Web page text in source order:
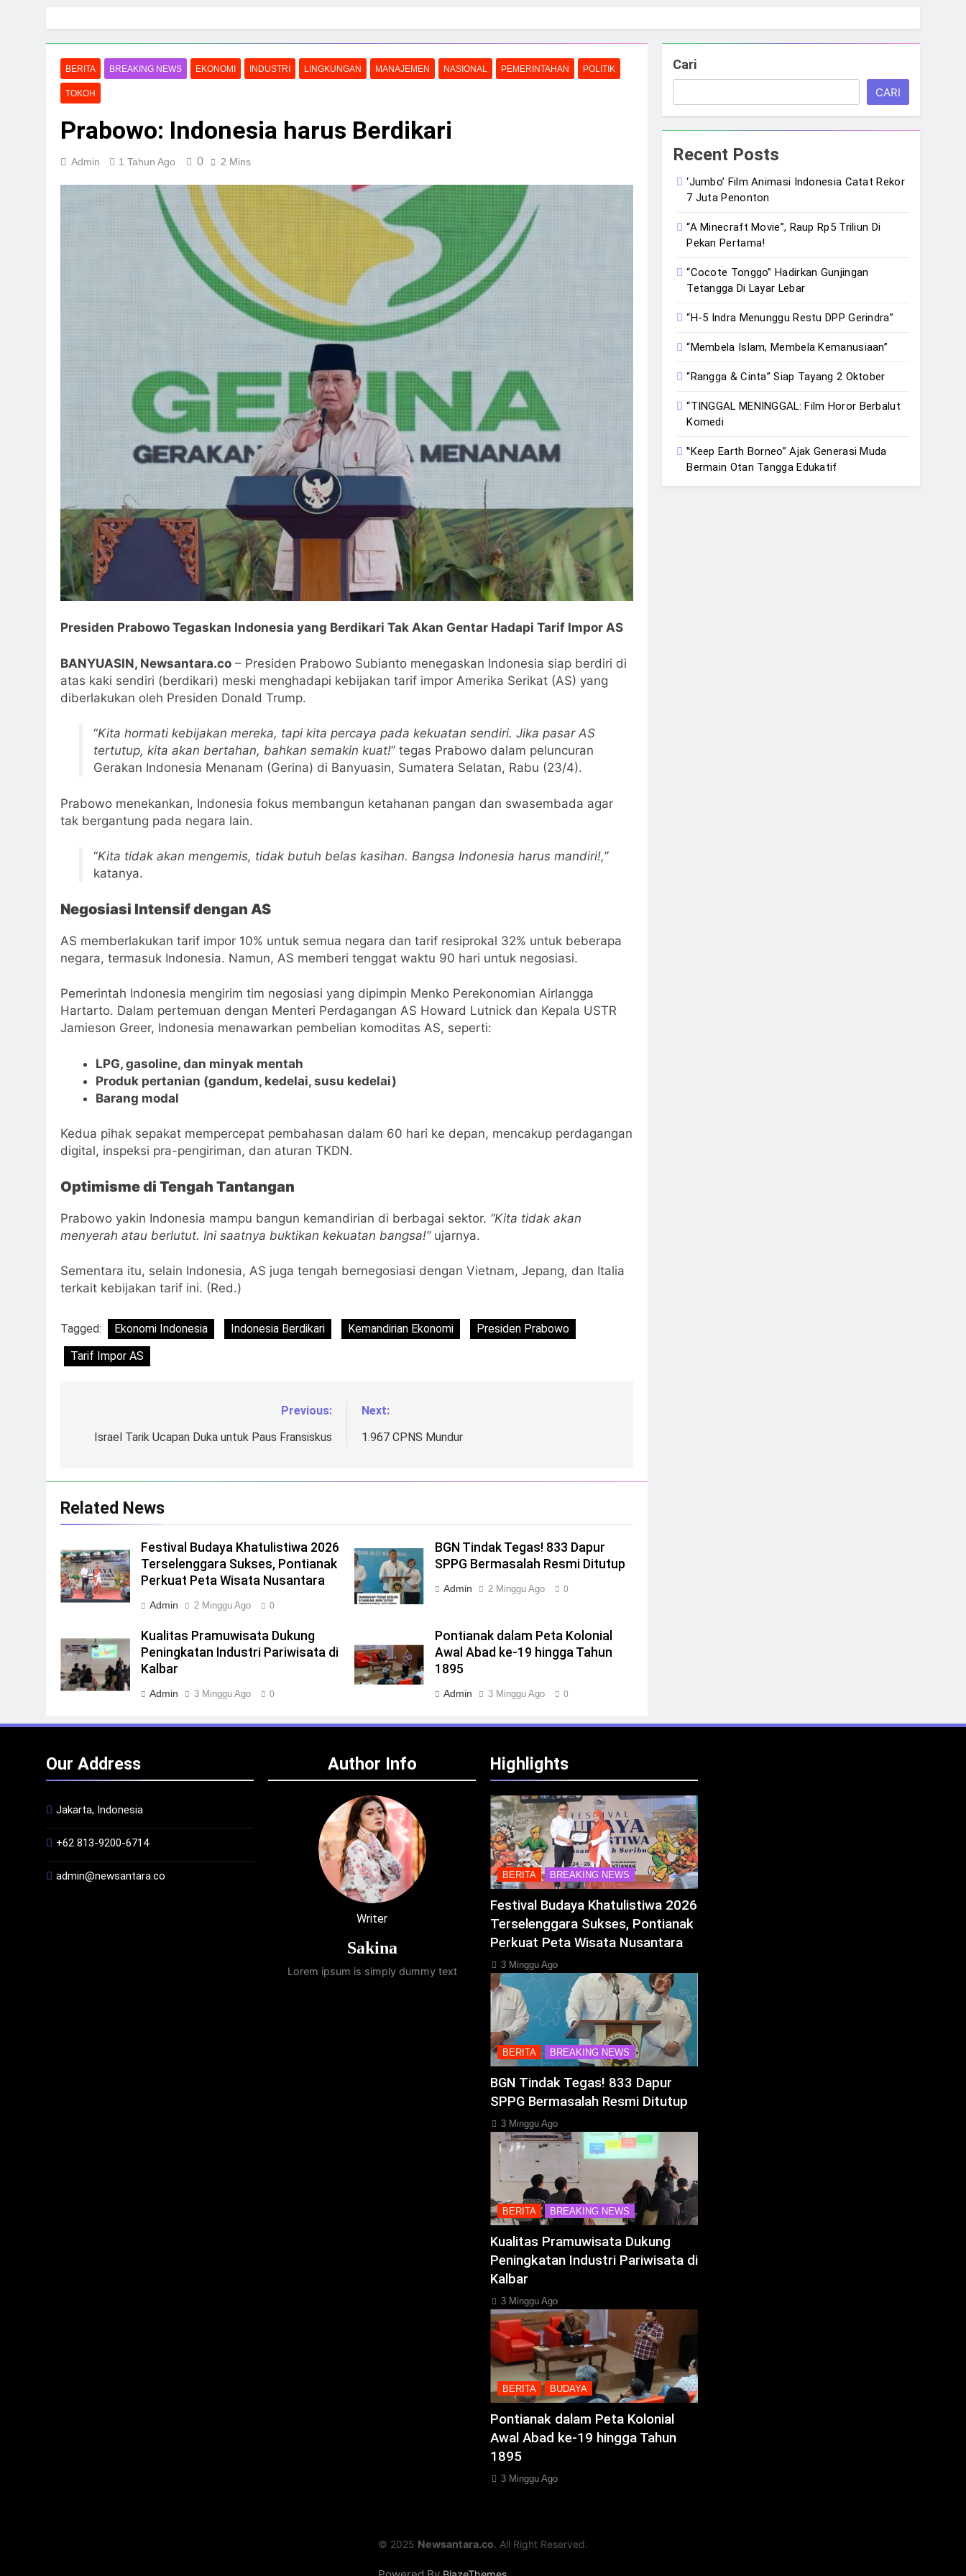
BERITA BREAKING NEWS EKONOMI INDUSTRI LINGKUNGAN MANAJEMEN NASIONAL PEMERINTAHAN POLITIK
TOKOH
Prabowo: Indonesia harus Berdikari
Admin 1 Tahun Ago 0 2 Mins
Presiden Prabowo Tegaskan Indonesia yang Berdikari Tak Akan Gentar Hadapi Tarif Impor AS
BANYUASIN, Newsantara.co – Presiden Prabowo Subianto menegaskan Indonesia siap berdiri di
atas kaki sendiri (berdikari) meski menghadapi kebijakan tarif impor Amerika Serikat (AS) yang
diberlakukan oleh Presiden Donald Trump.
“Kita hormati kebijakan mereka, tapi kita percaya pada kekuatan sendiri. Jika pasar AS
tertutup, kita akan bertahan, bahkan semakin kuat!” tegas Prabowo dalam peluncuran
Gerakan Indonesia Menanam (Gerina) di Banyuasin, Sumatera Selatan, Rabu (23/4).
Prabowo menekankan, Indonesia fokus membangun ketahanan pangan dan swasembada agar
tak bergantung pada negara lain.
“Kita tidak akan mengemis, tidak butuh belas kasihan. Bangsa Indonesia harus mandiri!,”
katanya.
Negosiasi Intensif dengan AS
AS memberlakukan tarif impor 10% untuk semua negara dan tarif resiprokal 32% untuk beberapa
negara, termasuk Indonesia. Namun, AS memberi tenggat waktu 90 hari untuk negosiasi.
Pemerintah Indonesia mengirim tim negosiasi yang dipimpin Menko Perekonomian Airlangga
Hartarto. Dalam pertemuan dengan Menteri Perdagangan AS Howard Lutnick dan Kepala USTR
Jamieson Greer, Indonesia menawarkan pembelian komoditas AS, seperti:
LPG, gasoline, dan minyak mentah
Produk pertanian (gandum, kedelai, susu kedelai)
Barang modal
Kedua pihak sepakat mempercepat pembahasan dalam 60 hari ke depan, mencakup perdagangan
digital, inspeksi pra-pengiriman, dan aturan TKDN.
Optimisme di Tengah Tantangan
Prabowo yakin Indonesia mampu bangun kemandirian di berbagai sektor. “Kita tidak akan
menyerah atau berlutut. Ini saatnya buktikan kekuatan bangsa!” ujarnya.
Sementara itu, selain Indonesia, AS juga tengah bernegosiasi dengan Vietnam, Jepang, dan Italia
terkait kebijakan tarif ini. (Red.)
Tagged: Ekonomi Indonesia Indonesia Berdikari Kemandirian Ekonomi
Presiden Prabowo
Tarif Impor AS
pos
Previous:
Israel Tarik Ucapan Duka untuk Paus Fransiskus
Next:
1.967 CPNS Mundur
Related News
Festival Budaya Khatulistiwa 2026
Terselenggara Sukses, Pontianak
Perkuat Peta Wisata Nusantara
Admin 2 Minggu Ago 0
BGN Tindak Tegas! 833 Dapur
SPPG Bermasalah Resmi Ditutup
Admin 2 Minggu Ago 0
Kualitas Pramuwisata Dukung
Peningkatan Industri Pariwisata di
Kalbar
Admin 3 Minggu Ago 0
Pontianak dalam Peta Kolonial
Awal Abad ke-19 hingga Tahun
1895
Admin 3 Minggu Ago 0
Cari
CARI
Recent Posts
‘Jumbo’ Film Animasi Indonesia Catat Rekor
7 Juta Penonton
“A Minecraft Movie”, Raup Rp5 Triliun Di
Pekan Pertama!
“Cocote Tonggo” Hadirkan Gunjingan
Tetangga Di Layar Lebar
“H-5 Indra Menunggu Restu DPP Gerindra”
“Membela Islam, Membela Kemanusiaan”
“Rangga & Cinta” Siap Tayang 2 Oktober
“TINGGAL MENINGGAL: Film Horor Berbalut
Komedi
‟Keep Earth Borneo” Ajak Generasi Muda
Bermain Otan Tangga Edukatif
Our Address
Jakarta, Indonesia
+62 813-9200-6714
admin@newsantara.co
Author Info
Writer
Sakina
Lorem ipsum is simply dummy text
Highlights
BERITA BREAKING NEWS
Festival Budaya Khatulistiwa 2026
Terselenggara Sukses, Pontianak
Perkuat Peta Wisata Nusantara
3 Minggu Ago
BERITA BREAKING NEWS
BGN Tindak Tegas! 833 Dapur
SPPG Bermasalah Resmi Ditutup
3 Minggu Ago
BERITA BREAKING NEWS
Kualitas Pramuwisata Dukung
Peningkatan Industri Pariwisata di
Kalbar
3 Minggu Ago
BERITA BUDAYA
Pontianak dalam Peta Kolonial
Awal Abad ke-19 hingga Tahun
1895
3 Minggu Ago
© 2025 Newsantara.co. All Right Reserved.